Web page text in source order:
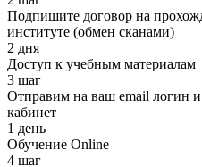
Подпишите договор на
институте (обмен сканами)
2 дня
Доступ к учебным материалам
3 шаг
Отправим на ваш email логин
кабинет
1 день
Обучение Online
4 шаг